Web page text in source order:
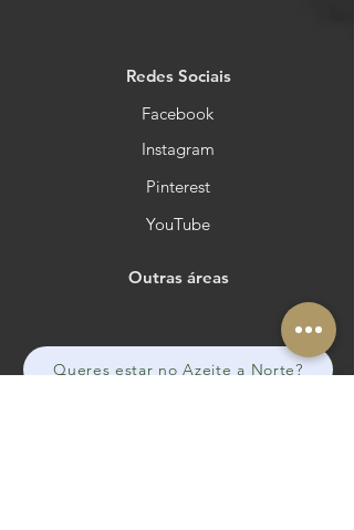
Redes Sociais
Facebook
Instagram
Pinterest
YouTube
Outras áreas
Queres estar no Azeite a Norte?